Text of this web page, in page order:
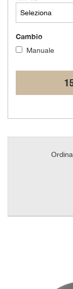
Cambio
Manuale
questi
tracciamento
si
alla
e